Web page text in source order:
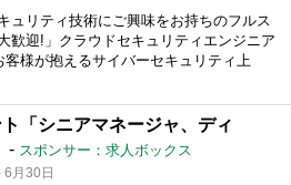
ュリティ技術にご興味をお持ちのフルス
歓迎!」クラウドセキュリティエンジニア
様が抱えるサイバーセキュリティ上
「シニアマネージャ、ディ
- スポンサー：求人ボックス
6月30日